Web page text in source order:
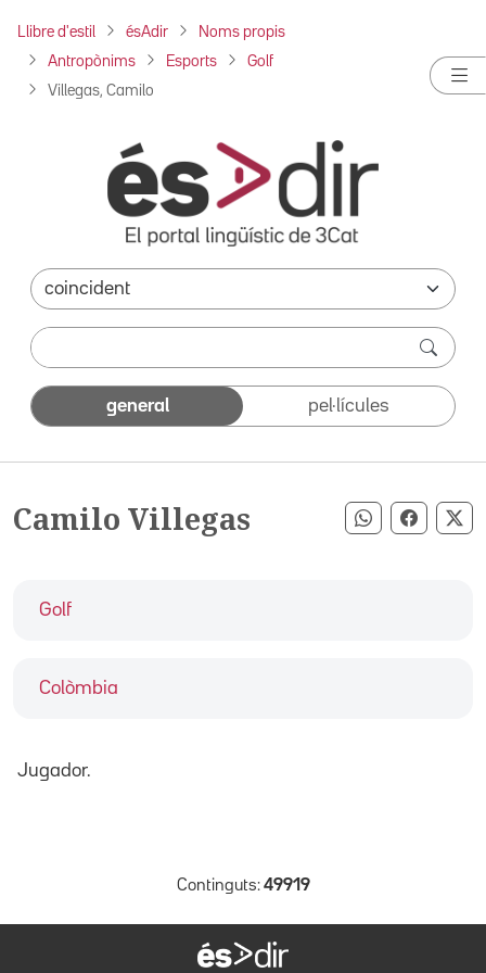
Llibre d'estil ésAdir Noms propis
Antropònims Esports Golf
Villegas, Camilo
general pel·lícules
Camilo Villegas Compartir
Golf
Colòmbia
Jugador.
Continguts: 49919